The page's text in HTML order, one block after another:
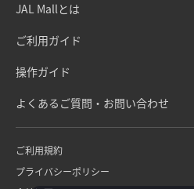
JAL Mallとは
ご利用ガイド
操作ガイド
よくあるご質問・お問い合わせ
ご利用規約
プライバシーポリシー